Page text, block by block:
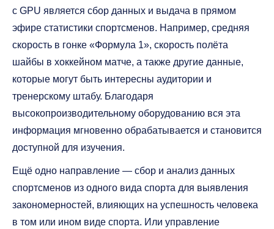
с GPU является сбор данных и выдача в прямом
эфире статистики спортсменов. Например, средняя
скорость в гонке «Формула 1», скорость полёта
шайбы в хоккейном матче, а также другие данные,
которые могут быть интересны аудитории и
тренерскому штабу. Благодаря
высокопроизводительному оборудованию вся эта
информация мгновенно обрабатывается и становится
доступной для изучения.
Ещё одно направление — сбор и анализ данных
спортсменов из одного вида спорта для выявления
закономерностей, влияющих на успешность человека
в том или ином виде спорта. Или управление